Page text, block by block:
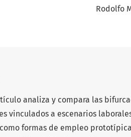
Rodolfo
analiza y compara las
vinculados a escenarios
formas de empleo